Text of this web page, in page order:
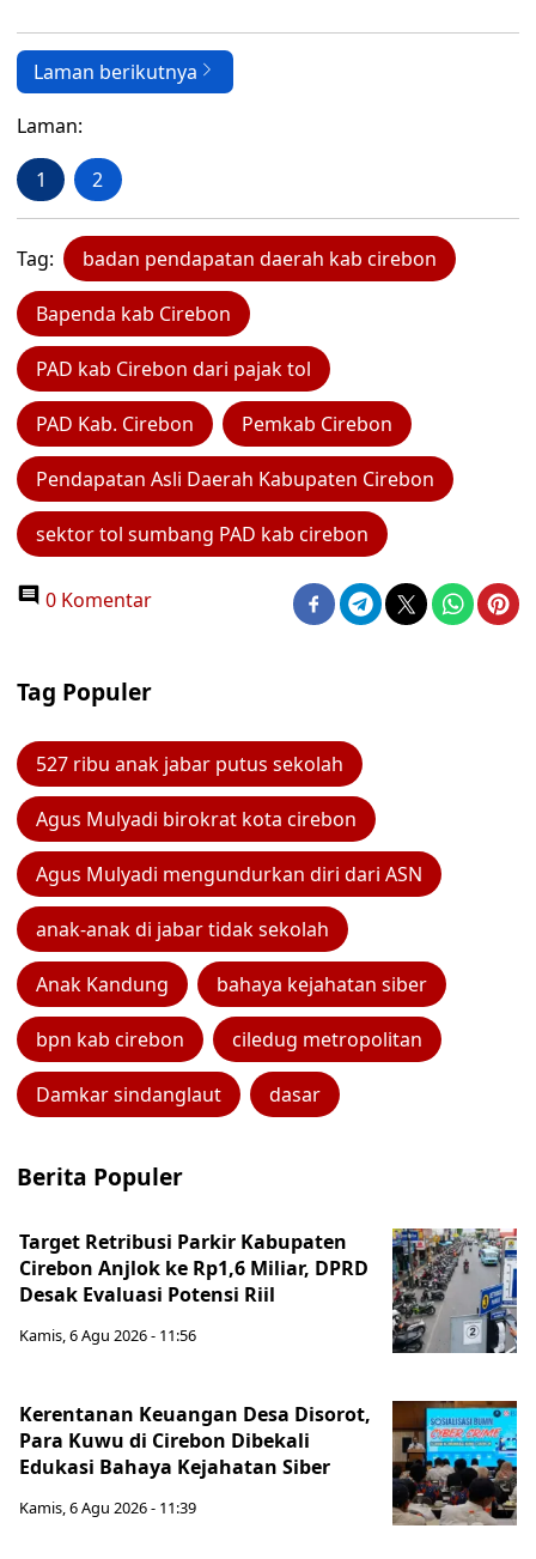
Laman berikutnya
Laman:
1 2
Tag: badan pendapatan daerah kab cirebon
Bapenda kab Cirebon
PAD kab Cirebon dari pajak tol
PAD Kab. Cirebon Pemkab Cirebon
Pendapatan Asli Daerah Kabupaten Cirebon
sektor tol sumbang PAD kab cirebon
0 Komentar
Tag Populer
527 ribu anak jabar putus sekolah
Agus Mulyadi birokrat kota cirebon
Agus Mulyadi mengundurkan diri dari ASN
anak-anak di jabar tidak sekolah
Anak Kandung bahaya kejahatan siber
bpn kab cirebon ciledug metropolitan
Damkar sindanglaut dasar
Berita Populer
Target Retribusi Parkir Kabupaten
Cirebon Anjlok ke Rp1,6 Miliar, DPRD
Desak Evaluasi Potensi Riil
Kamis, 6 Agu 2026 - 11:56
Kerentanan Keuangan Desa Disorot,
Para Kuwu di Cirebon Dibekali
Edukasi Bahaya Kejahatan Siber
Kamis, 6 Agu 2026 - 11:39